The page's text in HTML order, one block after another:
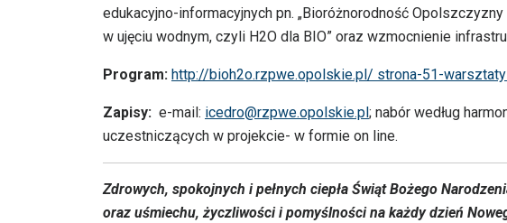
edukacyjno-informacyjnych pn. „Bioróżnorodność Opolszczyzny
w ujęciu wodnym, czyli H2O dla BIO” oraz wzmocnienie
Program: http://bioh2o.rzpwe.opolskie.pl/ strona-51-
Zapisy: e-mail: icedro@rzpwe.opolskie.pl ; nabór według
uczestniczących w projekcie- w formie on line.
Zdrowych, spokojnych i pełnych ciepła Świąt Bożego
oraz uśmiechu, życzliwości i pomyślności na każdy dzień